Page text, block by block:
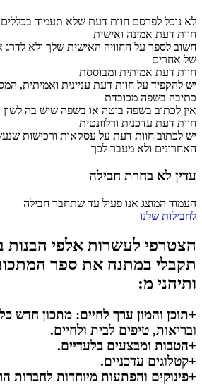
לא נוכל לפרסם חוות דעת שלא תעמוד
חוות דעת אמינה ואישית
חשוב לספר על החוויה האישית שלך ולא
של אחרים
חוות דעת אמיתית ומבוססת
יש להקפיד על חוות דעת עניינית ואמיתית,
כתיבה בשפה מכובדת
אין לכתוב בשפה בוטה או בשפה שיש בה
חוות דעת עדכנית ורלוונטית
האחרונים ולא מעבר לכך
עדין לא בחרת חבילה
העמוד המוצג אנו פעיל עד שתחבר חבילה
לחבילות שלנו
הצטרפי לעשרות אלפי הבנות
תקבלי במתנה את ספר
ותיהני מ:
+תוכן והמון ערך לחיים: מתכון חדש
ובריאות, טיפים לבית ולחיים.
+הטבות ומבצעים בלעדיים.
+קטלוגים עדכניים.
+פינוקים והפתעות מיוחדות לחברות